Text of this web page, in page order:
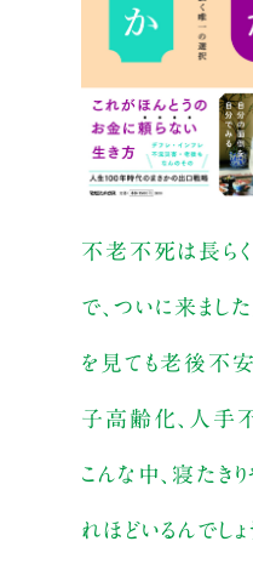
不老不死は長ら
で、ついに来ま
を見ても老後不安
子高齢化、人手
こんな中、寝たき
れほどいるんでしょ